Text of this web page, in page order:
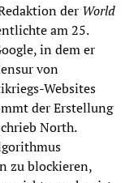
der World
am 25.
in dem er
von
Websites
der Erstellung
North.
zu blockieren,